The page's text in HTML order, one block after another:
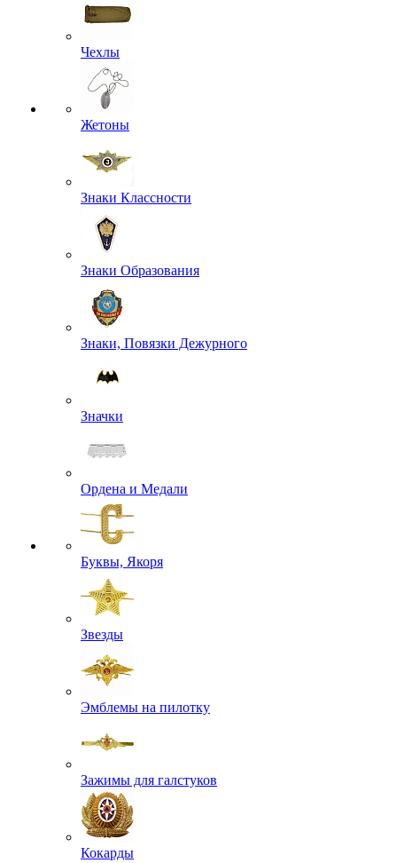
Чехлы
Жетоны
Знаки Классности
Знаки Образования
Знаки, Повязки Дежурного
Значки
Ордена и Медали
Буквы, Якоря
Звезды
Эмблемы на пилотку
Зажимы для галстуков
Кокарды